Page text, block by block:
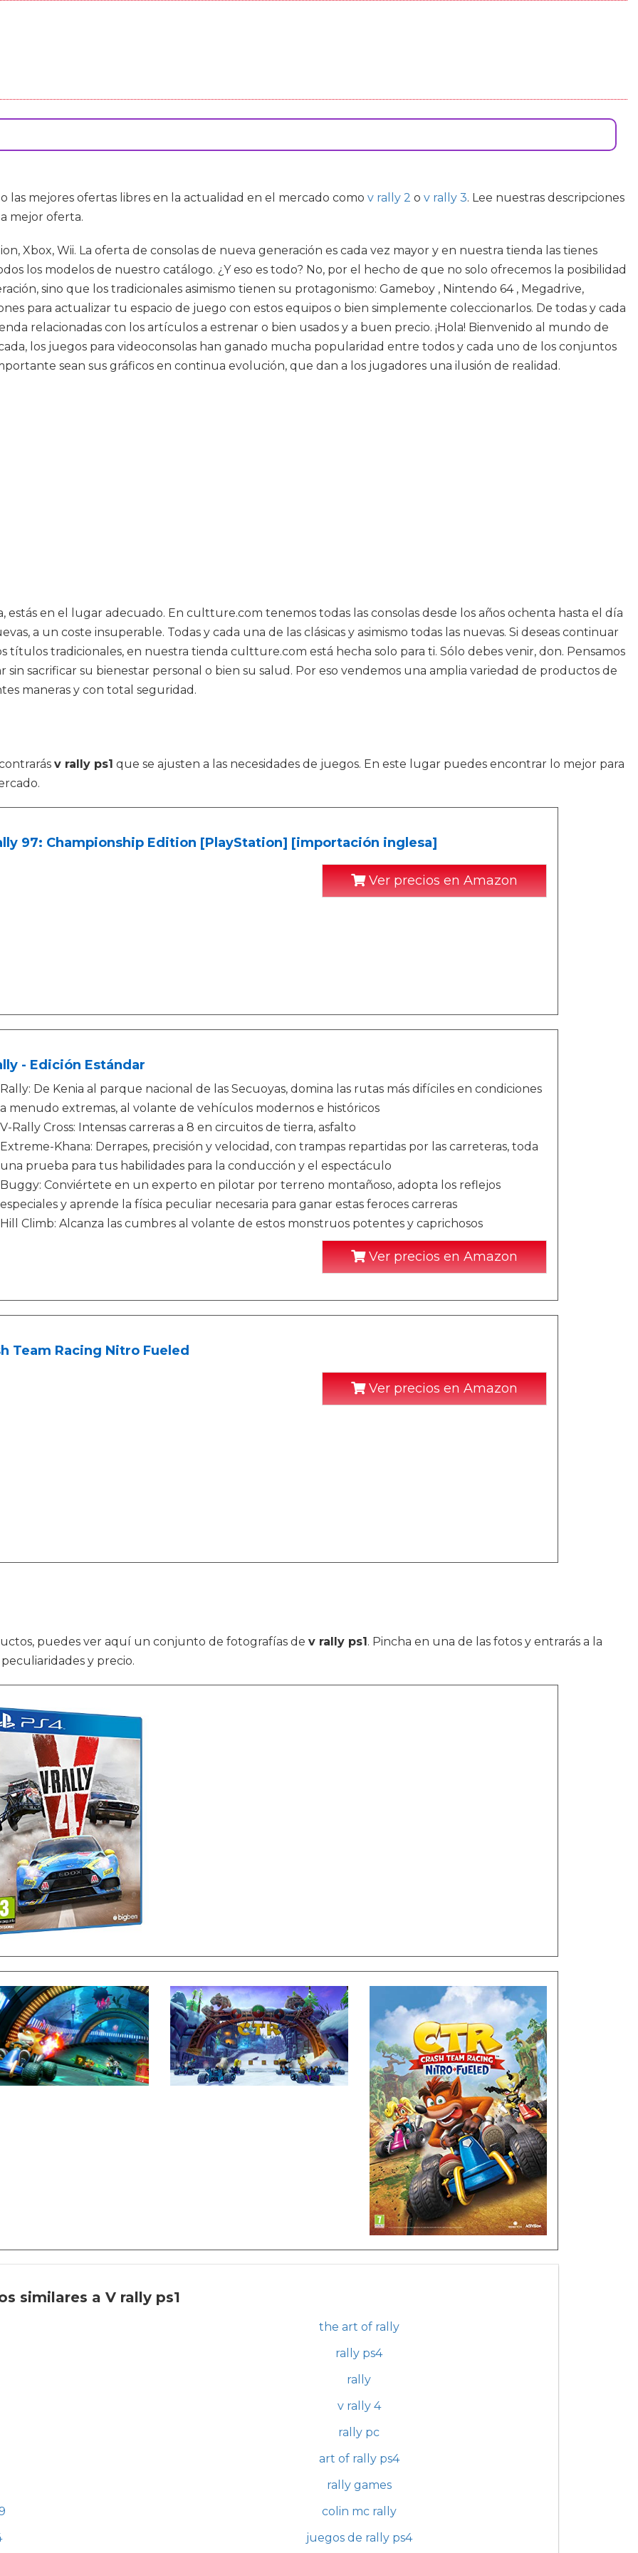
las mejores ofertas libres en la actualidad en el mercado como v rally 2 o v rally 3. Lee nuestras descripciones
mejor oferta.
Xbox, Wii. La oferta de consolas de nueva generación es cada vez mayor y en nuestra tienda las tienes
los modelos de nuestro catálogo. ¿Y eso es todo? No, por el hecho de que no solo ofrecemos la posibilidad
sino que los tradicionales asimismo tienen su protagonismo: Gameboy , Nintendo 64 , Megadrive,
para actualizar tu espacio de juego con estos equipos o bien simplemente coleccionarlos. De todas y cada
relacionadas con los artículos a estrenar o bien usados y a buen precio. ¡Hola! Bienvenido al mundo de
los juegos para videoconsolas han ganado mucha popularidad entre todos y cada uno de los conjuntos
sean sus gráficos en continua evolución, que dan a los jugadores una ilusión de realidad.
estás en el lugar adecuado. En cultture.com tenemos todas las consolas desde los años ochenta hasta el día
a un coste insuperable. Todas y cada una de las clásicas y asimismo todas las nuevas. Si deseas continuar
tradicionales, en nuestra tienda cultture.com está hecha solo para ti. Sólo debes venir, don. Pensamos
sacrificar su bienestar personal o bien su salud. Por eso vendemos una amplia variedad de productos de
maneras y con total seguridad.
v rally ps1 que se ajusten a las necesidades de juegos. En este lugar puedes encontrar lo mejor para
97: Championship Edition [PlayStation] [importación inglesa]
Ver precios en Amazon
- Edición Estándar
Rally: De Kenia al parque nacional de las Secuoyas, domina las rutas más difíciles en condiciones
a menudo extremas, al volante de vehículos modernos e históricos
V-Rally Cross: Intensas carreras a 8 en circuitos de tierra, asfalto
Extreme-Khana: Derrapes, precisión y velocidad, con trampas repartidas por las carreteras, toda
una prueba para tus habilidades para la conducción y el espectáculo
Buggy: Conviértete en un experto en pilotar por terreno montañoso, adopta los reflejos
especiales y aprende la física peculiar necesaria para ganar estas feroces carreras
Hill Climb: Alcanza las cumbres al volante de estos monstruos potentes y caprichosos
Ver precios en Amazon
Team Racing Nitro Fueled
Ver precios en Amazon
puedes ver aquí un conjunto de fotografías de v rally ps1 . Pincha en una de las fotos y entrarás a la
y precio.
similares a V rally ps1
the art of rally
rally ps4
rally
v rally 4
rally pc
art of rally ps4
rally games
colin mc rally
juegos de rally ps4